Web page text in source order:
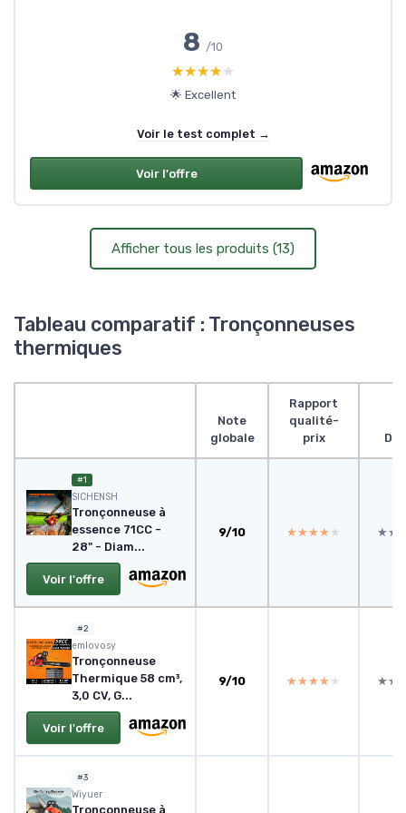
8 /10
★★★★★
★★★★★
🌟 Excellent
Voir le test complet →
Voir l'offre
Afficher tous les produits (13)
Tableau comparatif : Tronçonneuses
thermiques
Note
globale
Rapport
qualité-
prix
#1
SICHENSH
Tronçonneuse à
essence 71CC -
28" - Diam...
Voir l'offre
9/10 ★★★★★
★★★★★
#2
emlovosy
Tronçonneuse
Thermique 58 cm³,
3,0 CV, G...
Voir l'offre
9/10 ★★★★★
★★★★★
#3
Wiyuer
Tronçonneuse à